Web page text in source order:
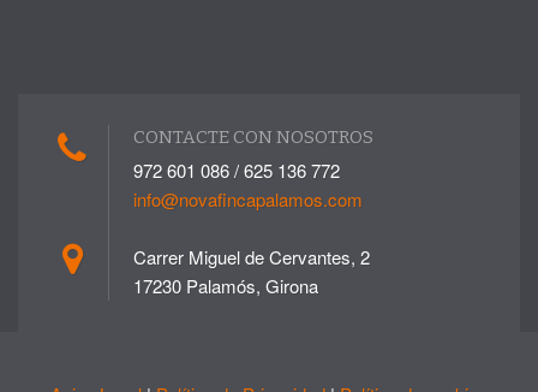
CONTACTE CON NOSOTROS
972 601 086 / 625 136 772
info@novafincapalamos.com
Carrer Miguel de Cervantes, 2
17230 Palamós, Girona